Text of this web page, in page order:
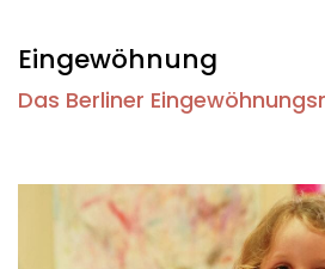
Eingewöhnung
Das Berliner